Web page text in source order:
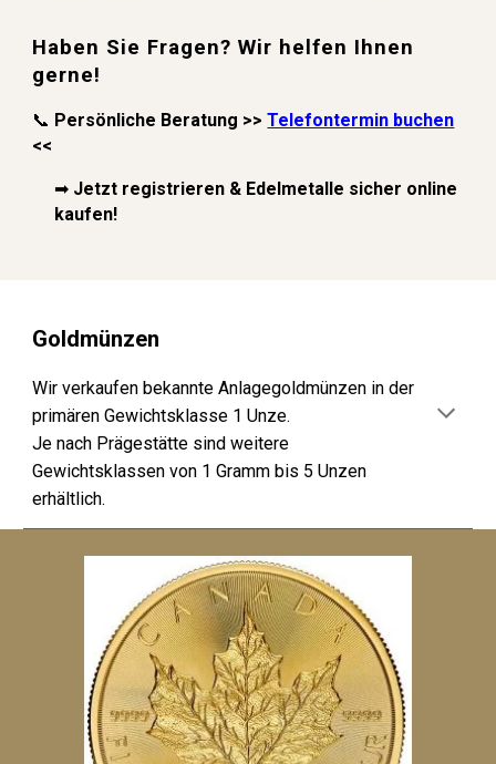
Haben Sie Fragen? Wir helfen Ihnen
gerne!
📞 Persönliche Beratung >>Telefontermin buchen
<<
➡ Jetzt registrieren & Edelmetalle sicher online
kaufen!
Goldmünzen
Wir verkaufen bekannte Anlagegoldmünzen in der
primären Gewichtsklasse 1 Unze.
Je nach Prägestätte sind weitere
Gewichtsklassen von 1 Gramm bis 5 Unzen
erhältlich.